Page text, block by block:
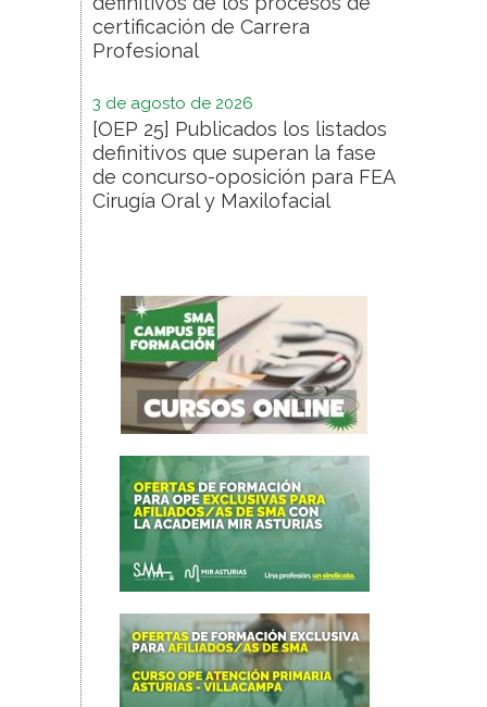
certificación de Carrera
Profesional
3 de agosto de 2026
[OEP 25] Publicados los listados
definitivos que superan la fase
de concurso-oposición para FEA
Cirugía Oral y Maxilofacial